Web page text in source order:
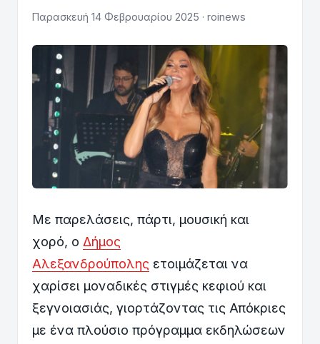
Παρασκευή 14 Φεβρουαρίου 2025 · roinews
Με παρελάσεις, πάρτι, μουσική και
χορό, ο Δήμος
Αλεξανδρούπολης ετοιμάζεται να
χαρίσει μοναδικές στιγμές κεφιού και
ξεγνοιασιάς, γιορτάζοντας τις Απόκριες
με ένα πλούσιο πρόγραμμα εκδηλώσεων